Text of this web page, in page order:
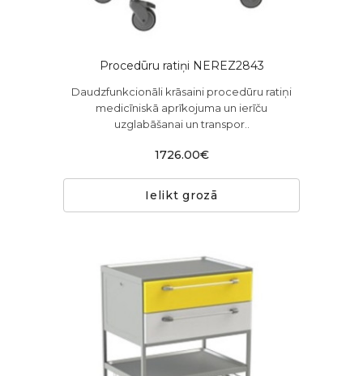
Procedūru ratiņi NEREZ2843
Daudzfunkcionāli krāsaini procedūru ratiņi
medicīniskā aprīkojuma un ierīču
uzglabāšanai un transpor..
1726.00€
Ielikt grozā